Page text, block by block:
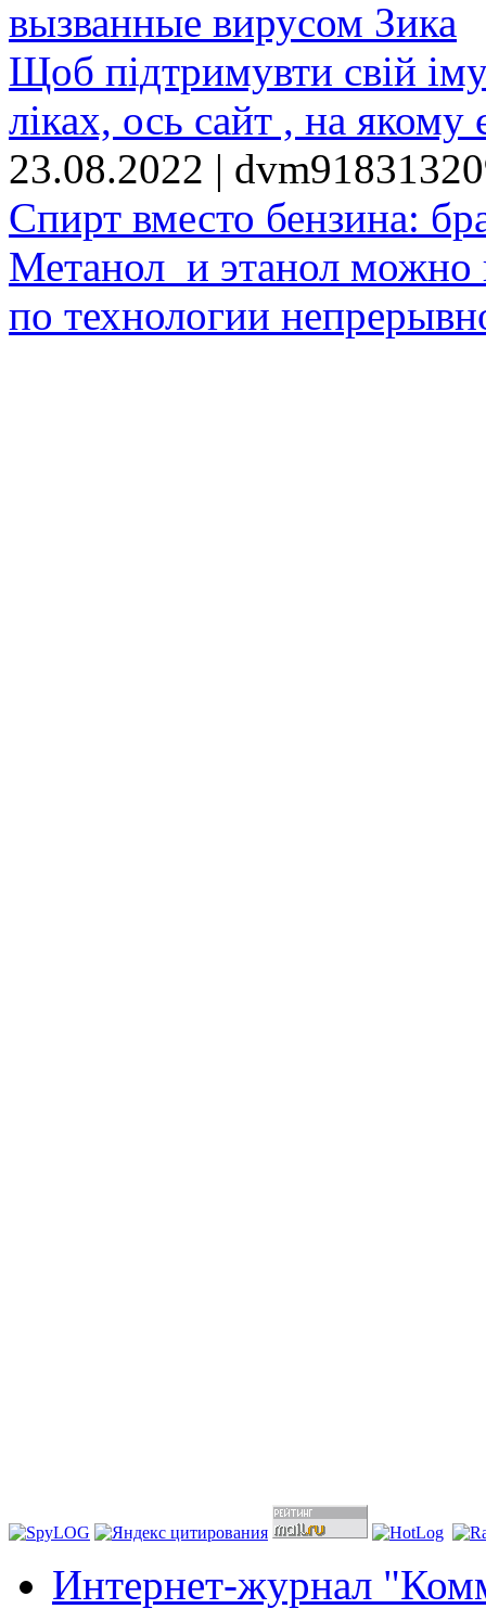
вызванные вирусом Зика
Щоб підтримувти свій
ліках, ось сайт , на якому
23.08.2022 |
Спирт вместо бензина:
Метанол и этанол можно
по технологии
Интернет-журнал